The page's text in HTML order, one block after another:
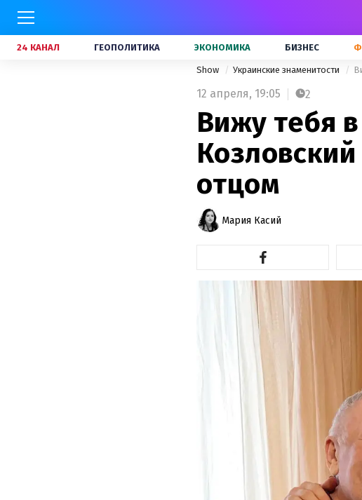
24 КАНАЛ ГЕОПОЛИТИКА ЭКОНОМИКА БИЗНЕС
Show Украинские знаменитости
12 апреля, 19:05 2
Вижу тебя
отцом
Мария Касий